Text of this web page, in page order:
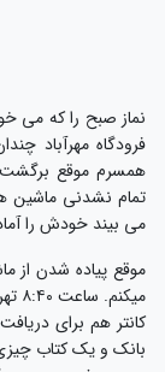
صبح را که می
مهرآباد
موقع برگشت
نشدنی ماشین ها
بیند خودش را
میکنم.
هم برای دریافت
و یک کتاب چیزی در